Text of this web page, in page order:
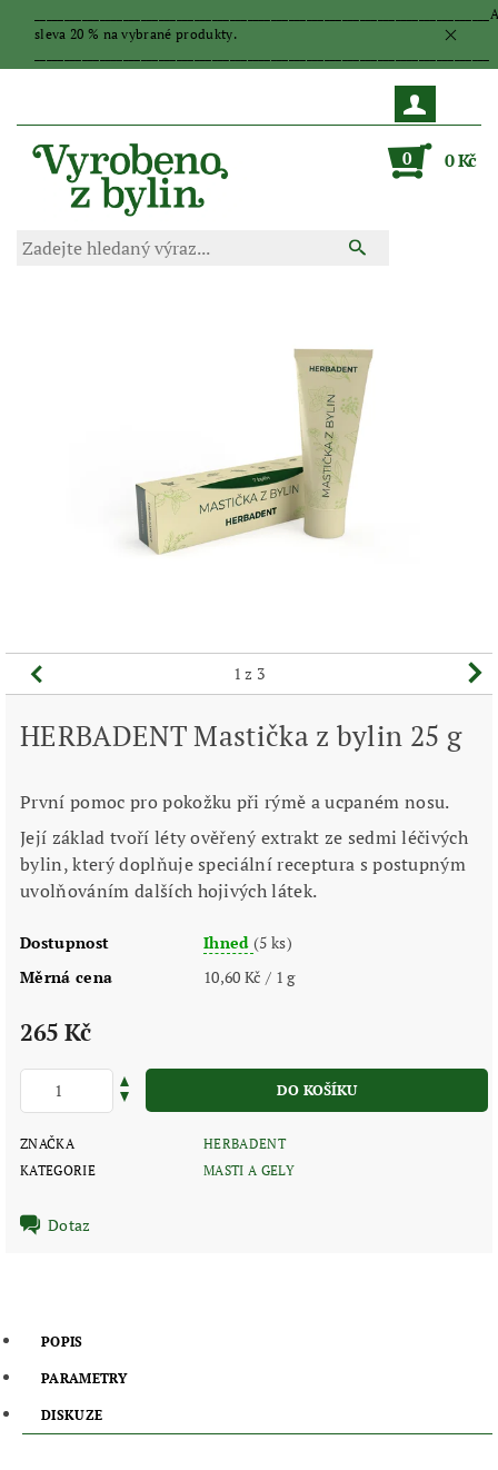
sleva 20 % na vybrané produkty.
0 0 Kč
1 z 3
HERBADENT Mastička z bylin 25 g
První pomoc pro pokožku při rýmě a ucpaném nosu.
Její základ tvoří léty ověřený extrakt ze sedmi léčivých
bylin, který doplňuje speciální receptura s postupným
uvolňováním dalších hojivých látek.
Dostupnost Ihned(5 ks)
Měrná cena
10,60 Kč / 1 g
265 Kč
ZNAČKA
HERBADENT
KATEGORIE
MASTI A GELY
Dotaz
POPIS
PARAMETRY
DISKUZE